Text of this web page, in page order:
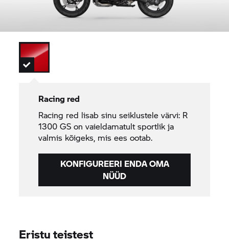
Racing red
Racing red lisab sinu seiklustele värvi: R
1300 GS on vaieldamatult sportlik ja
valmis kõigeks, mis ees ootab.
KONFIGUREERI ENDA OMA
NÜÜD
Eristu teistest